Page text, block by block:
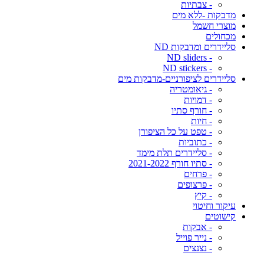
- צבתיות
מדבקות -ללא מים
מוצרי חשמל
מכחולים
סליידרים ומדבקות ND
- ND sliders
- ND stickers
סליידרים לציפורניים-מדבקות מים
- גיאומטריה
- דמויות
- חורף סתיו
- חיות
- טפט על כל הציפורן
- כתוביות
- סליידרים תלת מימד
- סתיו חורף 2021-2022
- פרחים
- פרצופים
- קיץ
עיקור וחיטוי
קישוטים
- אבקות
- נייר פוייל
- נצנצים